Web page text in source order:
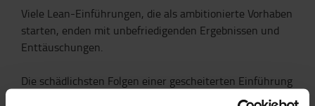
Viele Lean-Einführungen, die als ambitionierte Vorhaben
starten, enden mit unbefriedigenden Ergebnissen und
Enttäuschungen.
Die schädlichsten Folgen einer gescheiterten Einführung
sind nicht so sehr die finanziellen Verluste, sondern die